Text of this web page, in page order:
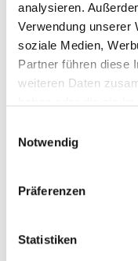
analysieren.
Verwendung unserer
soziale Medien,
Partner führen diese
weiteren Daten
Notwendig
Präferenzen
Statistiken